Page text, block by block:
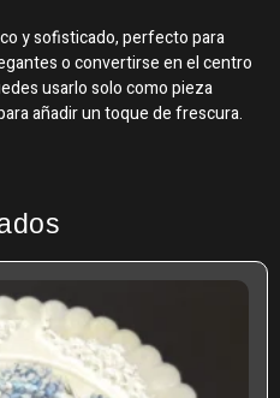
y sofisticado, perfecto para
o convertirse en el centro
usarlo solo como pieza
añadir un toque de frescura.